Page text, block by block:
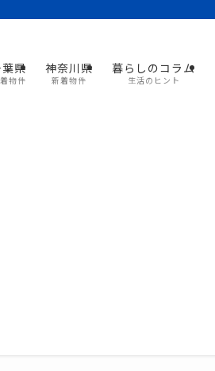
県
物件
神奈川県
新着物件
暮らしのコラム
生活のヒント